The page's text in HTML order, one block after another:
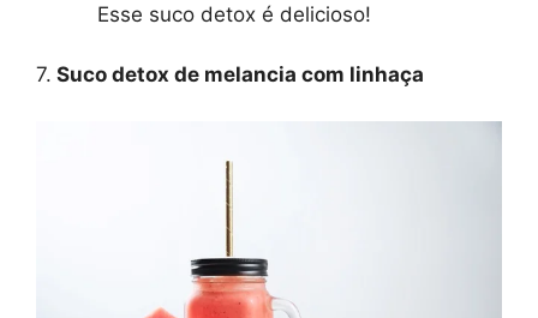
Esse suco detox é delicioso!
7. Suco detox de melancia com linhaça